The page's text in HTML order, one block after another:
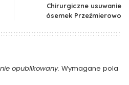
Chirurgiczne usuwanie
ósemek Przeźmierowo
opublikowany. Wymagane pola